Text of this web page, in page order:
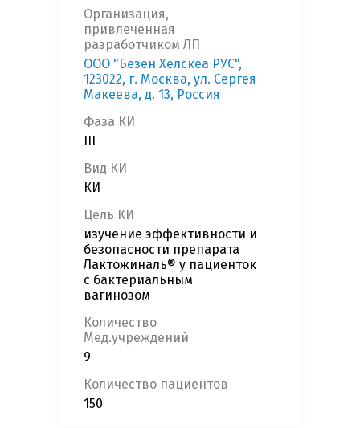
Организация,
привлеченная
разработчиком ЛП
ООО "Безен Хелскеа РУС",
123022, г. Москва, ул. Сергея
Макеева, д. 13, Россия
Фаза КИ
Вид КИ
КИ
Цель КИ
изучение эффективности и
безопасности препарата
Лактожиналь® у пациенток
с бактериальным
вагинозом
Количество
Мед.учреждений
9
Количество пациентов
150